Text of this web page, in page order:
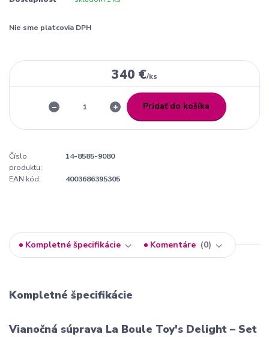
Nie sme platcovia DPH
340 €/ks
Pridať do košíka
Číslo
produktu:
14-8585-9080
EAN kód: 4003686395305
Kompletné špecifikácie Komentáre 0
Kompletné špecifikácie
Vianočná súprava La Boule Toy's Delight – Set